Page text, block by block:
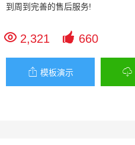
到周到完善的售后服务!
 2,321  660
 模板演示 